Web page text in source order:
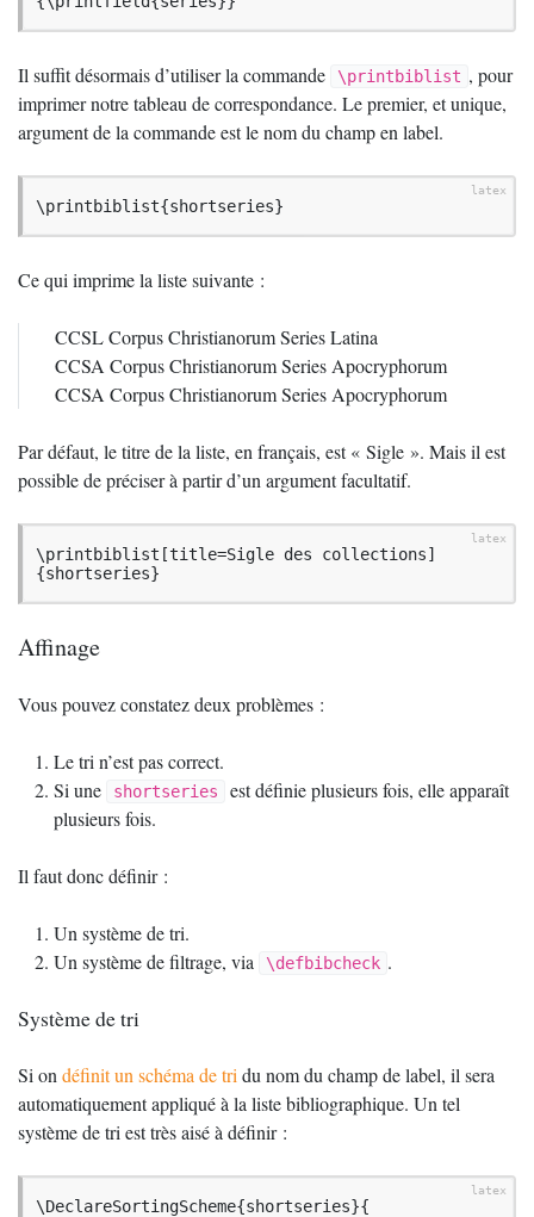
Il suffit désormais d’utiliser la commande \printbiblist , pour
imprimer notre tableau de correspondance. Le premier, et unique,
argument de la commande est le nom du champ en label.
\printbiblist{shortseries}
Ce qui imprime la liste suivante :
CCSLCorpus Christianorum Series Latina
CCSA Corpus Christianorum Series Apocryphorum
CCSA Corpus Christianorum Series Apocryphorum
Par défaut, le titre de la liste, en français, est « Sigle ». Mais il est
possible de préciser à partir d’un argument facultatif.
\printbiblist[title=Sigle des collections]
{shortseries}
Affinage
Vous pouvez constatez deux problèmes :
Le tri n’est pas correct.
Si une
shortseries
est définie plusieurs fois, elle apparaît
plusieurs fois.
Il faut donc définir :
Un système de tri.
Un système de filtrage, via
\defbibcheck .
Système de tri
Si on définit un schéma de tri du nom du champ de label, il sera
automatiquement appliqué à la liste bibliographique. Un tel
système de tri est très aisé à définir :
\DeclareSortingScheme{shortseries}{